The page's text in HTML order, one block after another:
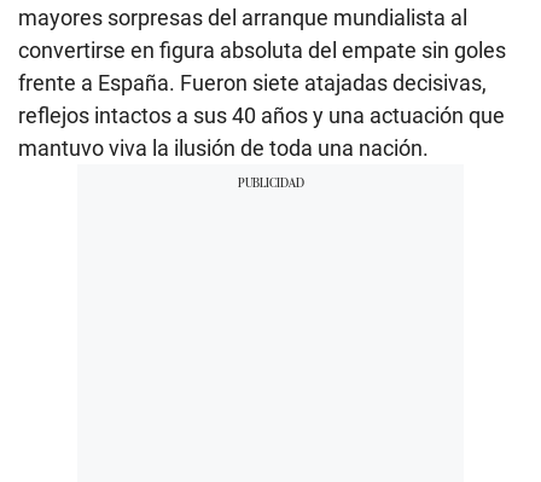
mayores sorpresas del arranque mundialista al
convertirse en figura absoluta del empate sin goles
frente a España. Fueron siete atajadas decisivas,
reflejos intactos a sus 40 años y una actuación que
mantuvo viva la ilusión de toda una nación.